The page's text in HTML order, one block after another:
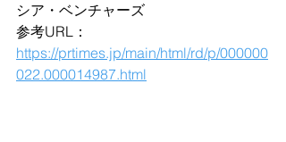
シア・ベンチャーズ
参考URL：
https://prtimes.jp/main/html/rd/p/000000
022.000014987.html